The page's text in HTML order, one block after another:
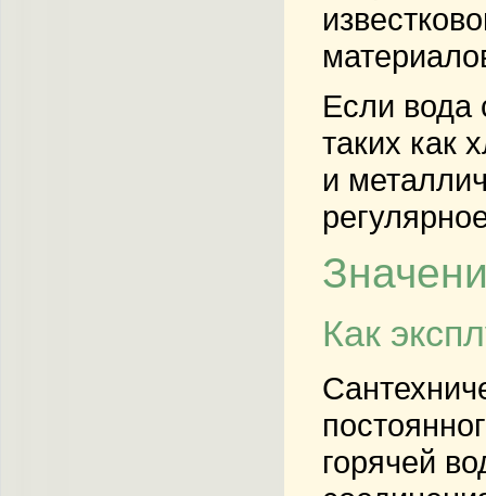
Если вода
таких как
и
Как
горячей